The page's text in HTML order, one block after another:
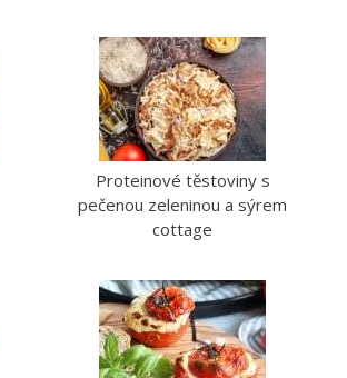
Proteinové těstoviny s
pečenou zeleninou a sýrem
cottage